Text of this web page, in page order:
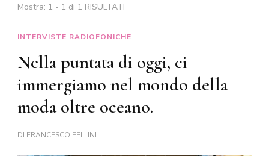
Mostra: 1 - 1 di 1 RISULTATI
INTERVISTE RADIOFONICHE
Nella puntata di oggi, ci
immergiamo nel mondo della
moda oltre oceano.
DI FRANCESCO FELLINI